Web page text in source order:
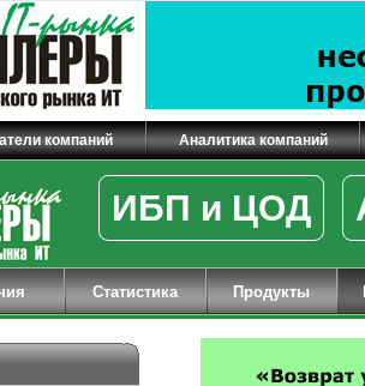
компаний Аналитика компаний
ИБП и ЦОД
Статистика Продукты